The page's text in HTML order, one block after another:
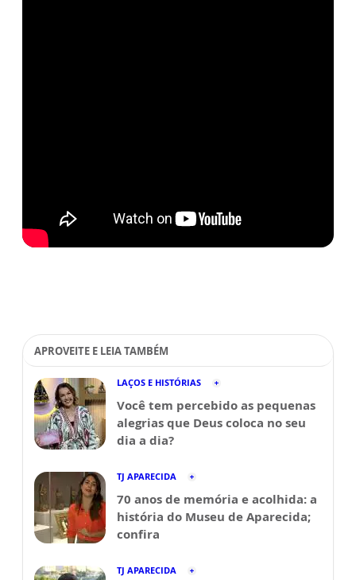
APROVEITE E LEIA TAMBÉM
LAÇOS E HISTÓRIAS
Você tem percebido as pequenas
alegrias que Deus coloca no seu
dia a dia?
TJ APARECIDA
70 anos de memória e acolhida: a
história do Museu de Aparecida;
confira
TJ APARECIDA